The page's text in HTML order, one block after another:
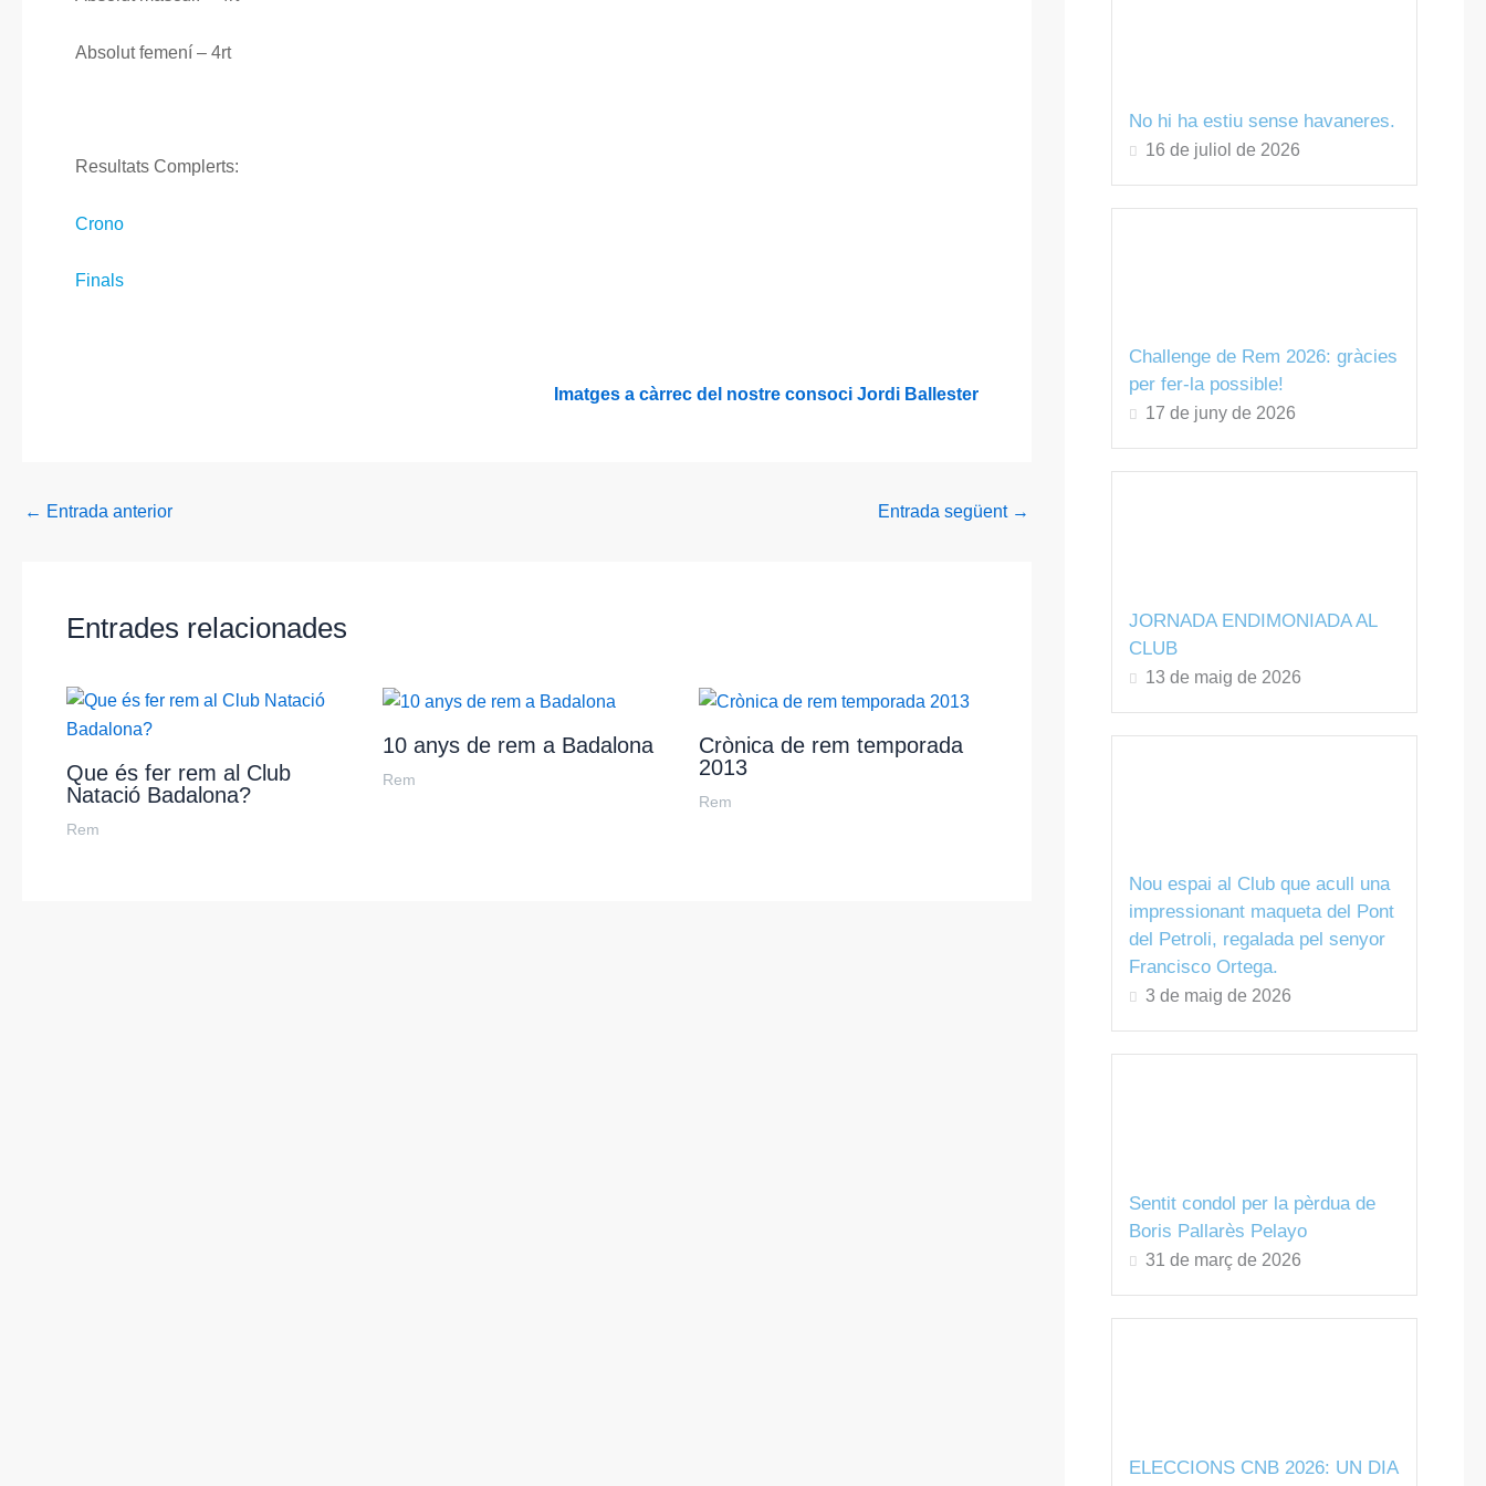
Absolut femení – 4rt
Resultats Complerts:
Crono
Finals
Imatges a càrrec del nostre consoci Jordi Ballester
← Entrada anterior Entrada següent →
Entrades relacionades
Que és fer rem al Club
Natació Badalona?
Rem
10 anys de rem a Badalona
Rem
Crònica de rem temporada
2013
Rem
No hi ha estiu sense havaneres.
16 de juliol de 2026
Challenge de Rem 2026: gràcies
per fer-la possible!
17 de juny de 2026
JORNADA ENDIMONIADA AL
CLUB
13 de maig de 2026
Nou espai al Club que acull una
impressionant maqueta del Pont
del Petroli, regalada pel senyor
Francisco Ortega.
3 de maig de 2026
Sentit condol per la pèrdua de
Boris Pallarès Pelayo
31 de març de 2026
ELECCIONS CNB 2026: UN DIA